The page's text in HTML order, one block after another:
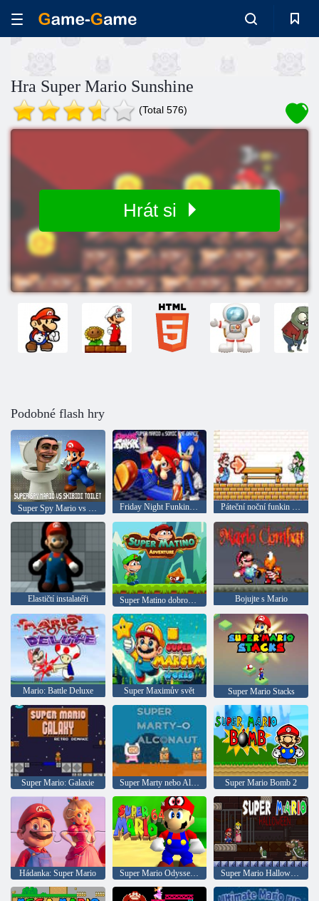
Hra Super Mario Sunshine
(Total 576)
Hrát si
Podobné flash hry
Super Spy Mario vs Skibidi WC Friday Night Funkin: Super Mario a Sonic Dance Páteční noční funkin blues karetní hra
Elastičtí instalatéři Super Matino dobrodružství Bojujte s Mario
Mario: Battle Deluxe Super Maximův svět Super Mario Stacks
Super Mario: Galaxie Super Marty nebo Alconaut Super Mario Bomb 2
Hádanka: Super Mario Super Mario Odyssey 64 Super Mario Halloween